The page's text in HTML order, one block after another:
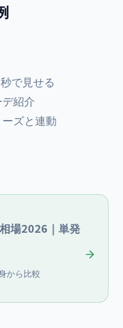
で見せる
紹介
ズと連動
場2026｜単発
から比較